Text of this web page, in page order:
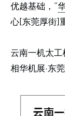
优越基础，“
心[东莞厚街]
云南一机太
相华机展·东